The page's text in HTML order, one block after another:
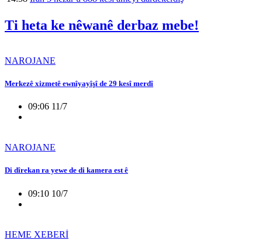
Ti heta ke nêwanê derbaz mebe!
NAROJANE
Merkezê xizmetê ewnîyayîşî de 29 kesî merdî
09:06 11/7
NAROJANE
Di dîrekan ra yewe de di kamera est ê
09:10 10/7
HEME XEBERİ